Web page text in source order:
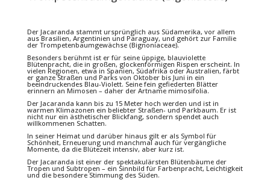
Der Jacaranda stammt ursprünglich aus Südamerika, vor allem
aus Brasilien, Argentinien und Paraguay, und gehört zur Familie
der Trompetenbaumgewächse (Bignoniaceae).
Besonders berühmt ist er für seine üppige, blauviolette
Blütenpracht, die in großen, glockenförmigen Rispen erscheint. In
vielen Regionen, etwa in Spanien, Südafrika oder Australien, färbt
er ganze Straßen und Parks von Oktober bis Juni in ein
beeindruckendes Blau-Violett. Seine fein gefiederten Blätter
erinnern an Mimosen – daher der Artname mimosifolia.
Der Jacaranda kann bis zu 15 Meter hoch werden und ist in
warmen Klimazonen ein beliebter Straßen- und Parkbaum. Er ist
nicht nur ein ästhetischer Blickfang, sondern spendet auch
willkommenen Schatten.
In seiner Heimat und darüber hinaus gilt er als Symbol für
Schönheit, Erneuerung und manchmal auch für vergängliche
Momente, da die Blütezeit intensiv, aber kurz ist.
Der Jacaranda ist einer der spektakulärsten Blütenbäume der
Tropen und Subtropen – ein Sinnbild für Farbenpracht, Leichtigkeit
und die besondere Stimmung des Süden.